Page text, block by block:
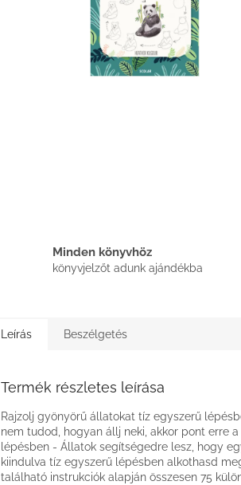
Minden könyvhöz
könyvjelzőt adunk ajándékba
Leírás Beszélgetés
Termék részletes leírása
Rajzolj gyönyörű állatokat tíz egyszerű
nem tudod, hogyan állj neki, akkor pont erre
lépésben - Állatok segítségedre lesz, hogy
kiindulva tíz egyszerű lépésben alkothasd
található instrukciók alapján összesen 75